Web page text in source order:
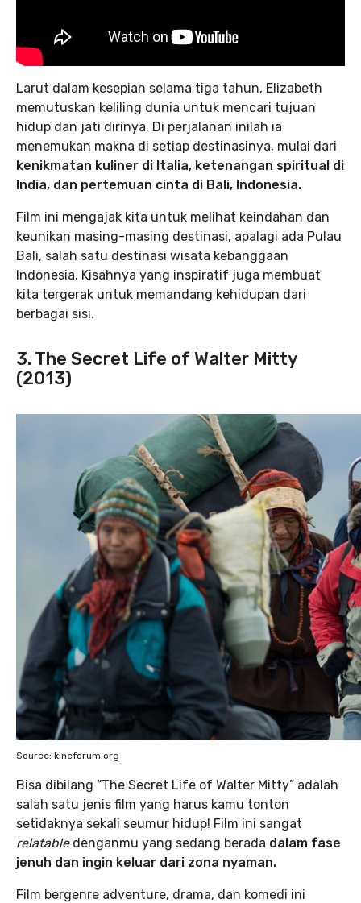
Larut dalam kesepian selama tiga tahun, Elizabeth
memutuskan keliling dunia untuk mencari tujuan
hidup dan jati dirinya. Di perjalanan inilah ia
menemukan makna di setiap destinasinya, mulai dari
kenikmatan kuliner di Italia, ketenangan spiritual di
India, dan pertemuan cinta di Bali, Indonesia.
Film ini mengajak kita untuk melihat keindahan dan
keunikan masing-masing destinasi, apalagi ada Pulau
Bali, salah satu destinasi wisata kebanggaan
Indonesia. Kisahnya yang inspiratif juga membuat
kita tergerak untuk memandang kehidupan dari
berbagai sisi.
3. The Secret Life of Walter Mitty
(2013)
Source: kineforum.org
Bisa dibilang “The Secret Life of Walter Mitty” adalah
salah satu jenis film yang harus kamu tonton
setidaknya sekali seumur hidup! Film ini sangat
relatabledenganmu yang sedang berada dalam fase
jenuh dan ingin keluar dari zona nyaman.
Film bergenre adventure, drama, dan komedi ini